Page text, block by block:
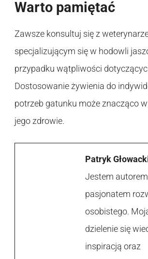
Warto pamiętać
Zawsze konsultuj się z
specjalizującym się w hodowli
przypadku wątpliwości
Dostosowanie żywienia do
potrzeb gatunku może znacząco
jego zdrowie.
Patryk
Jestem
pasjonatem
osobistego.
dzielenie się
inspiracją oraz